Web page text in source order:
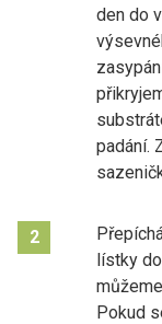
den do
padání.
2
lístky
Pokud